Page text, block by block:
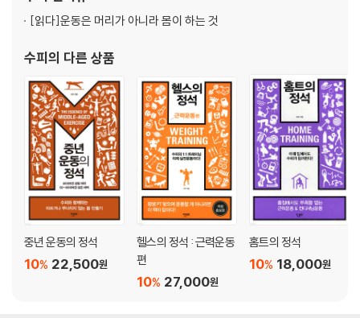
집에서 하는 근력운동 | 니트라고요? 입는 건가요?
밥 많이 먹어 찐 게 아니다 | 어설픈 다이어트가 당신을 더 망친다. 그냥 밥
3강 | 첫 출석
어디서, 언제, 누구랑?
헬스장 고르기 | 언제 운동하면 개꿀일까? | 개인 트레이닝, 뜨거워서 겁나
는 감자
초보 티 안 내기 예습
혼자 마련할 것들(a.k.a 장비빨)
야외 운동 - 빌어먹을 더위, 끔찍한 추위 | 헬스장 - 이놈의 옷 때문에 대환
장 파티 중 | 운동용 신발 | 운동 소품
[읽다]운동은 머리가 아니라 몸이 하는 것
수피 의 다른 상품
중년 운동의 정석
22,500원
10%
헬스의 정석 : 근력운동
편
27,000원
10%
홈트의 정석
18,000원
10%